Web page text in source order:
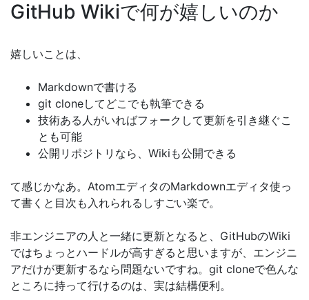
GitHub Wikiで何が嬉しいのか
嬉しいことは、
Markdownで書ける
git cloneしてどこでも執筆できる
技術ある人がいればフォークして更新を引き継ぐこ
とも可能
公開リポジトリなら、Wikiも公開できる
て感じかなあ。AtomエディタのMarkdownエディタ使っ
て書くと目次も入れられるしすごい楽で。
非エンジニアの人と一緒に更新となると、GitHubのWiki
ではちょっとハードルが高すぎると思いますが、エンジニ
アだけが更新するなら問題ないですね。git cloneで色んな
ところに持って行けるのは、実は結構便利。